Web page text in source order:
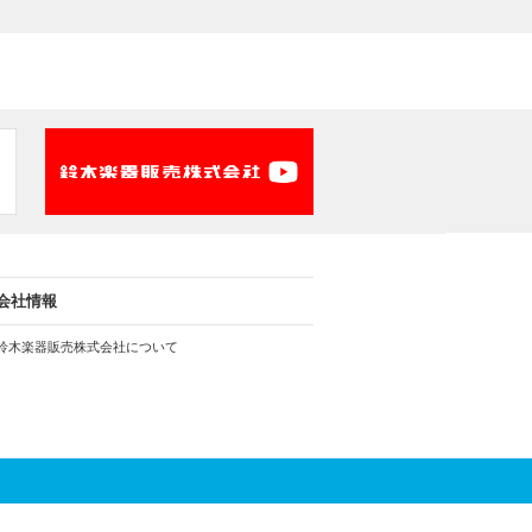
社情報
木楽器販売株式会社について